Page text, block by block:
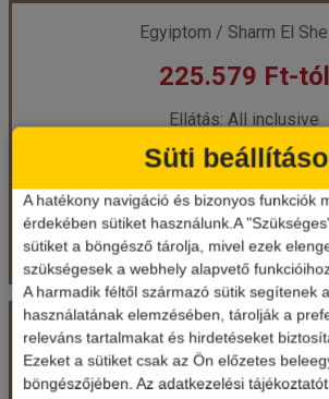
már 219.712 Ft-
Időpontok és árak
Bőröndbe
Egyiptom / Sharm El
225.579 Ft-tól
Ellátás: All inclusive
Időpontok és árak
Bőröndbe
Xperience St. George ****,
Ország:Egyiptom
Süti
A hatékony navigáció és bizonyos funkciók
érdekében sütiket használunk.A
sütiket a böngésző tárolja, mivel ezek
szükségesek a webhely alapvető
A harmadik féltől származó sütik segítenek
használatának elemzésében, tárolják a
releváns tartalmakat és hirdetéseket
Ezeket a sütiket csak az Ön előzetes
böngészőjében. Az adatkezelési tájékoztatót